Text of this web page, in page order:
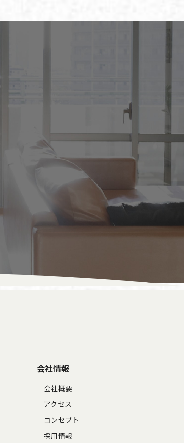
会社情報
会社概要
アクセス
コンセプト
採用情報